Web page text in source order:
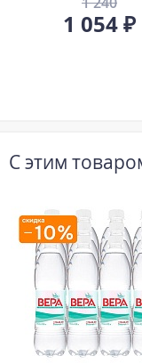
1 054 ₽
С этим